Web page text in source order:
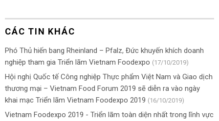
CÁC TIN KHÁC
Phó Thủ hiến bang Rheinland – Pfalz, Đức khuyến khích doanh
nghiệp tham gia Triển lãm Vietnam Foodexpo (17/10/2019)
Hội nghị Quốc tế Công nghiệp Thực phẩm Việt Nam và Giao dịch
thương mại – Vietnam Food Forum 2019 sẽ diễn ra vào ngày
khai mạc Triển lãm Vietnam Foodexpo 2019 (16/10/2019)
Vietnam Foodexpo 2019 - Triển lãm toàn diện nhất trong lĩnh vực